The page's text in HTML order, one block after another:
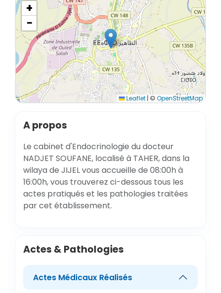
+
−
Leaflet | © OpenStreetMap
A propos
Le cabinet d'Endocrinologie du docteur
NADJET SOUFANE, localisé à TAHER, dans la
wilaya de JIJEL vous accueille de 08:00h à
16:00h, vous trouverez ci-dessous tous les
actes pratiqués et les pathologies traitées
par cet établissement.
Actes & Pathologies
Actes Médicaux Réalisés